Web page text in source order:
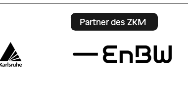
Partner des ZKM